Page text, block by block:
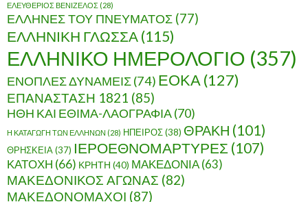
ΕΛΕΥΘΕΡΙΟΣ ΒΕΝΙΖΕΛΟΣ (28)
ΕΛΛΗΝΕΣ ΤΟΥ ΠΝΕΥΜΑΤΟΣ (77)
ΕΛΛΗΝΙΚΗ ΓΛΩΣΣΑ (115)
ΕΛΛΗΝΙΚΟ ΗΜΕΡΟΛΟΓΙΟ (357)
ΕΝΟΠΛΕΣ ΔΥΝΑΜΕΙΣ(74) ΕΟΚΑ (127)
ΕΠΑΝΑΣΤΑΣΗ 1821 (85)
ΗΘΗ ΚΑΙ ΕΘΙΜΑ-ΛΑΟΓΡΑΦΙΑ(70)
Η ΚΑΤΑΓΩΓΗ ΤΩΝ ΕΛΛΗΝΩΝ (28) ΗΠΕΙΡΟΣ(38) ΘΡΑΚΗ (101)
ΘΡΗΣΚΕΙΑ(37) ΙΕΡΟΕΘΝΟΜΑΡΤΥΡΕΣ (107)
ΚΑΤΟΧΗ (66) ΚΡΗΤΗ (40) ΜΑΚΕΔΟΝΙΑ(63)
ΜΑΚΕΔΟΝΙΚΟΣ ΑΓΩΝΑΣ (82)
ΜΑΚΕΔΟΝΟΜΑΧΟΙ (87)